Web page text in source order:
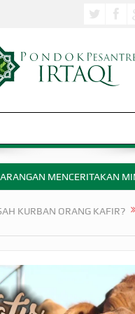
MENCERITAKAN
MENJELANG
WAJIB?
DI DUNIA!
KURBAN ORANG KAFIR?